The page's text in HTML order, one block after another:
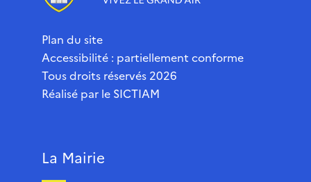
Plan du site
Accessibilité : partiellement conforme
Tous droits réservés 2026
Réalisé par le SICTIAM
La Mairie